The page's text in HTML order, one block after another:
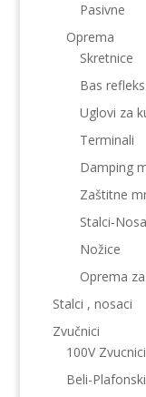
Pasivne
Oprema
Skretnice
Bas
Uglovi za
Terminali
Damping
Zaštitne
Stalci-
Nožice
Oprema
Stalci , nosaci
Zvučnici
100V Zvucnici
Beli-